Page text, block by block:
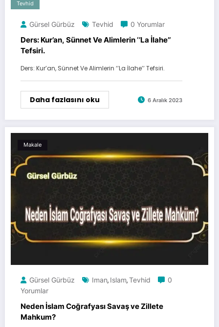
Tevhid
Gürsel Gürbüz Tevhid 0 Yorumlar
Ders: Kur’an, Sünnet Ve Alimlerin ‘’La İlahe’’
Tefsiri.
Ders: Kur’an, Sünnet Ve Alimlerin ‘’La İlahe’’ Tefsiri.
Daha fazlasını oku 6 Aralık 2023
Makale
Gürsel Gürbüz Iman, Islam,Tevhid
0
Yorumlar
Neden İslam Coğrafyası Savaş ve Zillete
Mahkum?